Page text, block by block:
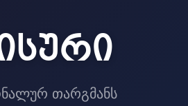
თარგმანს